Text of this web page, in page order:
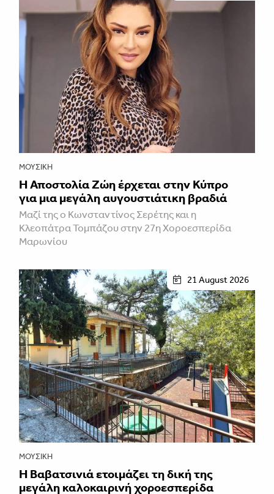
ΜΟΥΣΙΚΉ
Η Αποστολία Ζώη έρχεται στην Κύπρο
για μια μεγάλη αυγουστιάτικη βραδιά
Μαζί της ο Κωνσταντίνος Σερέτης και η
Κλεοπάτρα Τομπάζου στην 27η Χοροεσπερίδα
Μαρωνίου
21 August 2026
ΜΟΥΣΙΚΉ
Η Βαβατσινιά ετοιμάζει τη δική της
μεγάλη καλοκαιρινή χοροεσπερίδα